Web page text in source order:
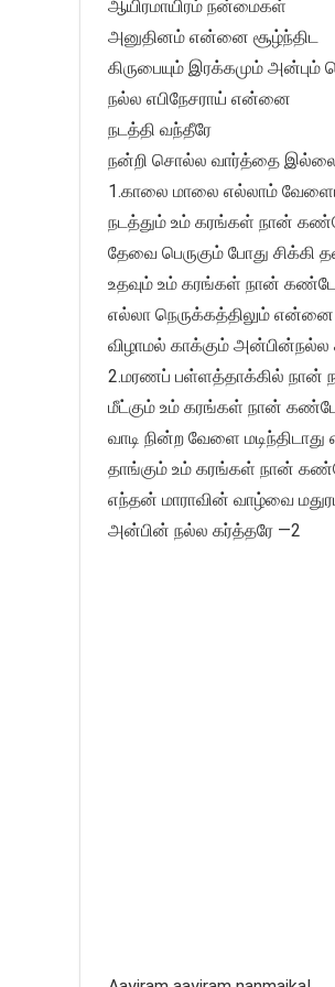
ஆயிரமாயிரம் நன்மைகள்
அனுதினம் என்னை சூழ்ந்திட
கிருபையும் இரக்கமும்
நல்ல எபிநேசராய் என்னை
நடத்தி வந்தீரே
நன்றி சொல்ல வார்த்தை
1.காலை மாலை எல்லாம்
நடத்தும் உம் கரங்கள் நான்
தேவை பெருகும் போது சிக்கி
உதவும் உம் கரங்கள் நான்
எல்லா நெருக்கத்திலும் என்னை
விழாமல் காக்கும் அன்பின்நல்ல
2.மரணப் பள்ளத்தாக்கில் நான்
மீட்கும் உம் கரங்கள் நான்
வாடி நின்ற வேளை
தாங்கும் உம் கரங்கள் நான்
எந்தன் மாராவின் வாழ்வை
அன்பின் நல்ல கர்த்தரே —2